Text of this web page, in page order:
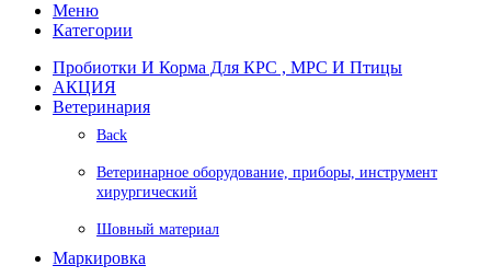
Меню
Категории
Пробиотки И Корма Для КРС , МРС И Птицы
АКЦИЯ
Ветеринария
Back
Ветеринарное оборудование, приборы, инструмент
хирургический
Шовный материал
Маркировка